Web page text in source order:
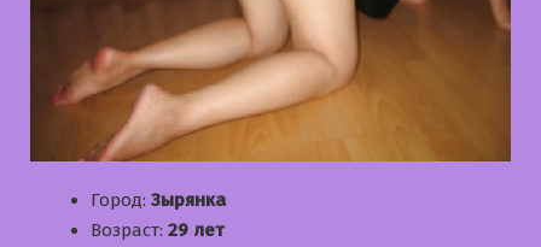
Город: Зырянка
Возраст: 29 лет